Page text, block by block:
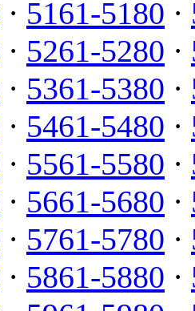
· 5161-5180 ·
· 5261-5280 ·
· 5361-5380 ·
· 5461-5480 ·
· 5561-5580 ·
· 5661-5680 ·
· 5761-5780 ·
· 5861-5880 ·